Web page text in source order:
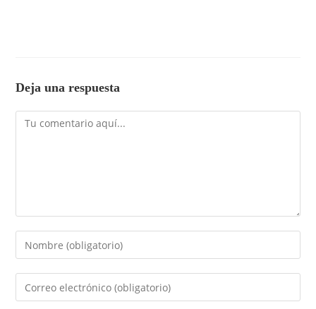
Deja una respuesta
Comentario
Introduce
tu
nombre
Introduce
tu